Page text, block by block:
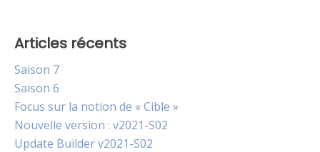
Articles récents
Saison 7
Saison 6
Focus sur la notion de « Cible »
Nouvelle version : v2021-S02
Update Builder v2021-S02